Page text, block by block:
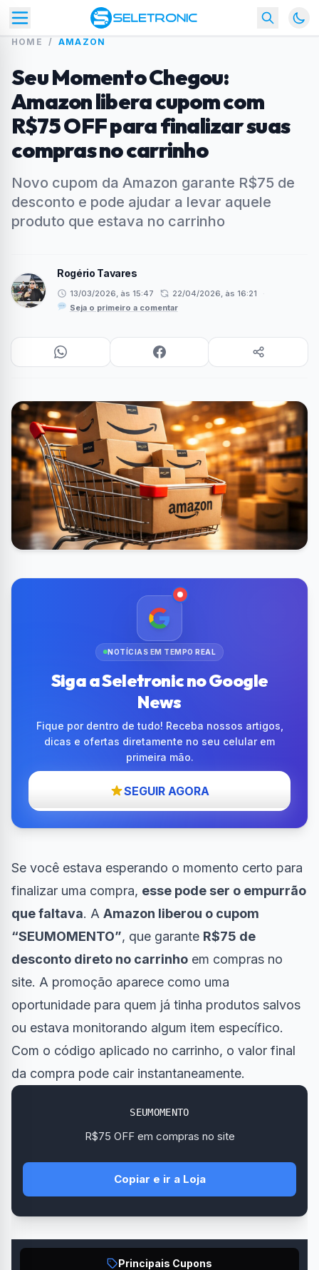
HOME / AMAZON
Seu Momento Chegou:
Amazon libera cupom com
R$75 OFF para finalizar suas
compras no carrinho
Novo cupom da Amazon garante R$75 de
desconto e pode ajudar a levar aquele
produto que estava no carrinho
Rogério Tavares
13/03/2026, às 15:47 22/04/2026, às 16:21
·
Seja o primeiro a comentar
NOTÍCIAS EM TEMPO REAL
Siga a Seletronic no Google
News
Fique por dentro de tudo! Receba nossos artigos,
dicas e ofertas diretamente no seu celular em
primeira mão.
SEGUIR AGORA
Se você estava esperando o momento certo para
finalizar uma compra, esse pode ser o empurrão
que faltava. A Amazon liberou o cupom
“SEUMOMENTO”, que garante R$75 de
desconto direto no carrinho em compras no
site. A promoção aparece como uma
oportunidade para quem já tinha produtos salvos
ou estava monitorando algum item específico.
Com o código aplicado no carrinho, o valor final
da compra pode cair instantaneamente.
SEUMOMENTO
R$75 OFF em compras no site
Copiar e ir a Loja
Principais Cupons